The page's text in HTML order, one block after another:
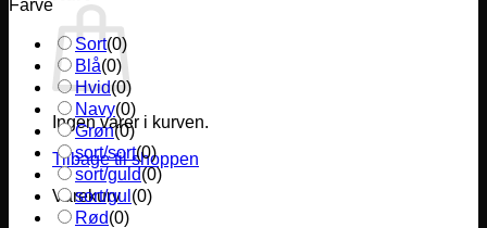
Ingen varer i kurven.
Tilbage til shoppen
Varekurv
Farve
Sort(0)
Blå(0)
Hvid(0)
Navy(0)
Grøn(0)
sort/sort(0)
sort/guld(0)
sort/gul (0)
Rød(0)